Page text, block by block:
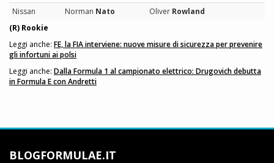
Nissan
Norman Nato Oliver Rowland
(R) Rookie
Leggi anche: FE, la FIA interviene: nuove misure di sicurezza per prevenire
gli infortuni ai polsi
Leggi anche: Dalla Formula 1 al campionato elettrico: Drugovich debutta
in Formula E con Andretti
BLOGFORMULAE.IT